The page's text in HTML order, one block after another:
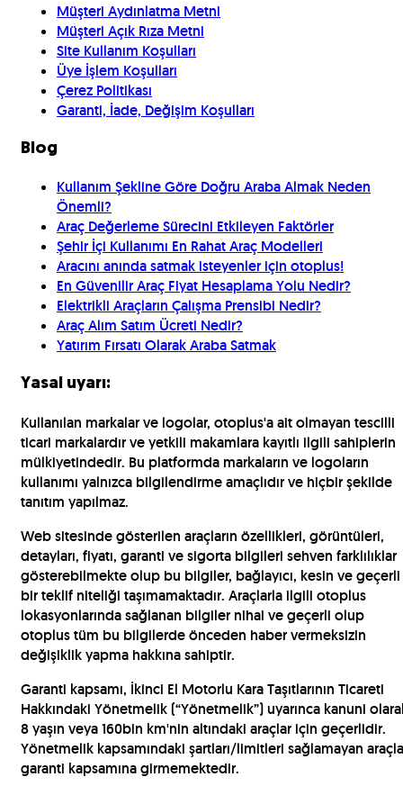
Müşteri Aydınlatma Metni
Müşteri Açık Rıza Metni
Site Kullanım Koşulları
Üye İşlem Koşulları
Çerez Politikası
Garanti, İade, Değişim Koşulları
Blog
Kullanım Şekline Göre Doğru Araba Almak Neden
Önemli?
Araç Değerleme Sürecini Etkileyen Faktörler
Şehir İçi Kullanımı En Rahat Araç Modelleri
Aracını anında satmak isteyenler için otoplus!
En Güvenilir Araç Fiyat Hesaplama Yolu Nedir?
Elektrikli Araçların Çalışma Prensibi Nedir?
Araç Alım Satım Ücreti Nedir?
Yatırım Fırsatı Olarak Araba Satmak
Yasal uyarı:
Kullanılan markalar ve logolar, otoplus'a ait olmayan tescilli
ticari markalardır ve yetkili makamlara kayıtlı ilgili sahiplerin
mülkiyetindedir. Bu platformda markaların ve logoların
kullanımı yalnızca bilgilendirme amaçlıdır ve hiçbir şekilde
tanıtım yapılmaz.
Web sitesinde gösterilen araçların özellikleri, görüntüleri,
detayları, fiyatı, garanti ve sigorta bilgileri sehven farklılıklar
gösterebilmekte olup bu bilgiler, bağlayıcı, kesin ve geçerli
bir teklif niteliği taşımamaktadır. Araçlarla ilgili otoplus
lokasyonlarında sağlanan bilgiler nihai ve geçerli olup
otoplus tüm bu bilgilerde önceden haber vermeksizin
değişiklik yapma hakkına sahiptir.
Garanti kapsamı, İkinci El Motorlu Kara Taşıtlarının Ticareti
Hakkındaki Yönetmelik (“Yönetmelik”) uyarınca kanuni
8 yaşın veya 160bin km'nin altındaki araçlar için geçerlidir.
Yönetmelik kapsamındaki şartları/limitleri sağlamayan
garanti kapsamına girmemektedir.